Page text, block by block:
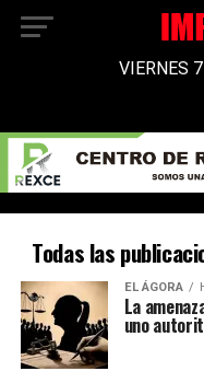
VIERNES
Todas las
EL ÁGORA
La
uno